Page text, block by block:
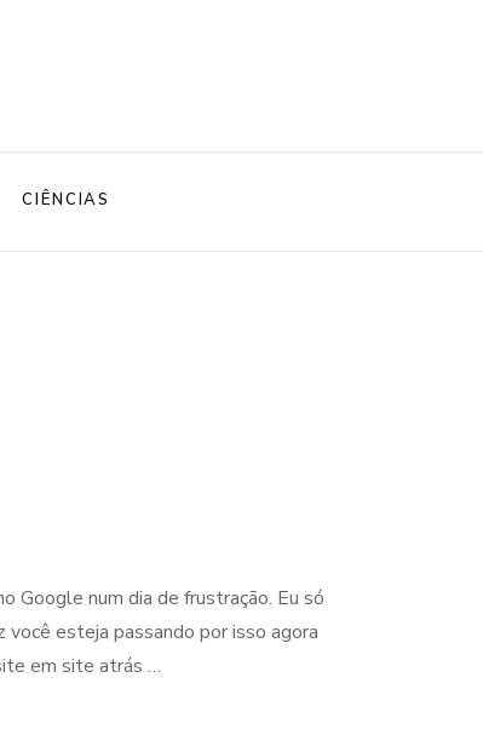
CIÊNCIAS
Google num dia de frustração. Eu só
esteja passando por isso agora
em site atrás …